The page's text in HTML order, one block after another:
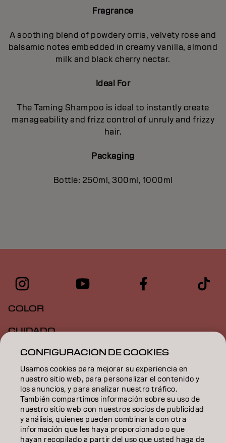
Fragrance
A soothing blend of powdery orris, velvety rose and
balsamic notes embedded in creamy vanilla, almond
milk and black cherry nectar.
Ideal For
The Taming Shampoo is ideal to instantly create
manageability and frizz control of unruly and frizzy
hair.
Packaging
Bottle: 250ml, 300ml, 1000ml
COLOR
CUIDADO
TEXTURA
STYLING
INSPIRACIÓN
EDUCACIÓN
CONFIGURACIÓN DE COOKIES
Usamos cookies para mejorar su experiencia en
nuestro sitio web, para personalizar el contenido y
los anuncios, y para analizar nuestro tráfico.
También compartimos información sobre su uso de
nuestro sitio web con nuestros socios de publicidad
y análisis, quienes pueden combinarla con otra
información que les haya proporcionado o que
hayan recopilado a partir del uso que usted haga de